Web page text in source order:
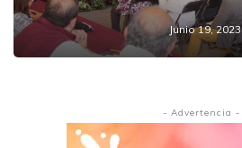
Junio 19, 2023
- Advertencia -